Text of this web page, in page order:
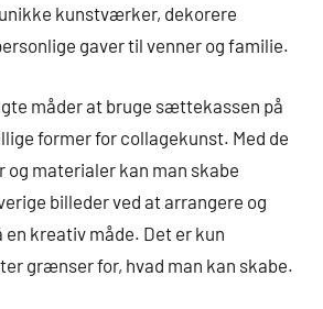
kunstværker, dekorere
gaver til venner og familie.
måder at bruge sættekassen på
former for collagekunst. Med de
og materialer kan man skabe
billeder ved at arrangere og
en kreativ måde. Det er kun
grænser for, hvad man kan skabe.